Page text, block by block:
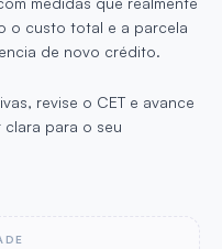
o custo total e a parcela
de novo crédito.
revise o CET e avance
para o seu